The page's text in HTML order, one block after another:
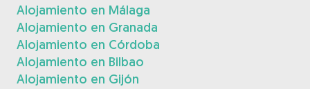
Alojamiento en Málaga
Alojamiento en Granada
Alojamiento en Córdoba
Alojamiento en Bilbao
Alojamiento en Gijón